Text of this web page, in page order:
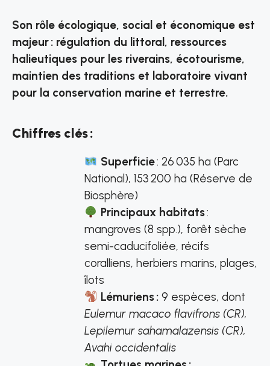
Son rôle écologique, social et économique est
majeur : régulation du littoral, ressources
halieutiques pour les riverains, écotourisme,
maintien des traditions et laboratoire vivant
pour la conservation marine et terrestre.
Chiffres clés :
Superficie: 26 035 ha (Parc
National), 153 200 ha (Réserve de
Biosphère)
Principaux habitats:
mangroves (8 spp.), forêt sèche
semi-caducifoliée, récifs
coralliens, herbiers marins, plages,
îlots
Lémuriens :9 espèces, dont
Eulemur macaco flavifrons (CR),
Lepilemur sahamalazensis (CR),
Avahi occidentalis